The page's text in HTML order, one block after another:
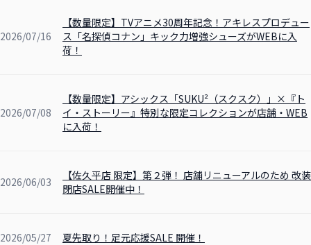
【数量限定】TVアニメ30周年記念！アキレスプロデュー
ス「名探偵コナン」キック力増強シューズがWEBに入
荷！
2026/07/16
【数量限定】アシックス「SUKU²（スクスク）」×『ト
イ・ストーリー』特別な限定コレクションが店舗・WEB
に入荷！
2026/07/08
【佐久平店 限定】第２弾！ 店舗リニューアルのため 改装
閉店SALE開催中！
2026/06/03
夏先取り！足元応援SALE 開催！
2026/05/27